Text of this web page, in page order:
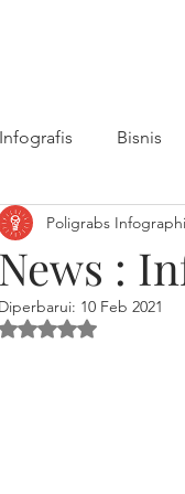
Infografis Bisnis
Annual Report
News :
Poligrabs
Diperbarui: 10 Feb 2021
Dinilai NaN dari 5